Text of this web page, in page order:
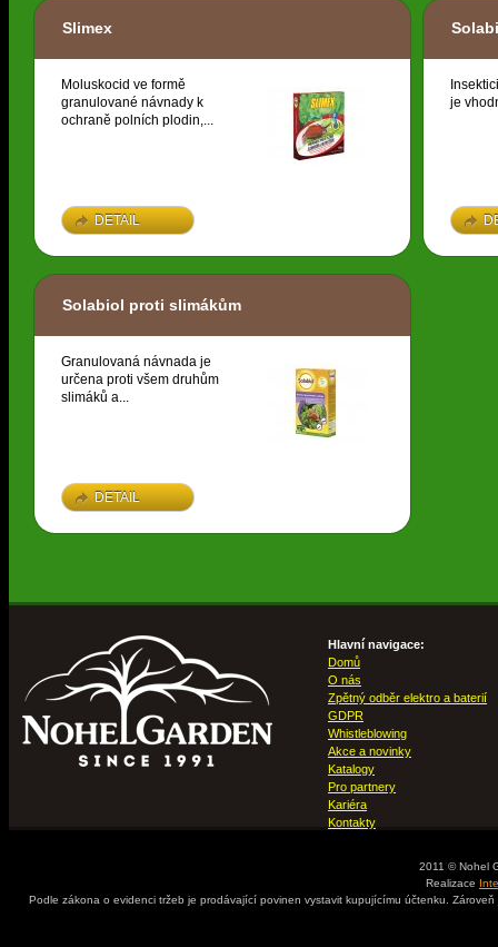
Slimex
Moluskocid ve formě
granulované návnady k
ochraně polních plodin,...
DETAIL
je
Solabiol proti slimákům
Granulovaná návnada je
určena proti všem druhům
slimáků a...
DETAIL
Hlavní navigace:
Domů
O nás
Zpětný odběr elektro a baterií
GDPR
Whistleblowing
Akce a novinky
Katalogy
Pro partnery
Kariéra
Kontakty
2011 © Nohel
Realizace
Podle zákona o evidenci tržeb je prodávající povinen vystavit kupujícímu účtenku.